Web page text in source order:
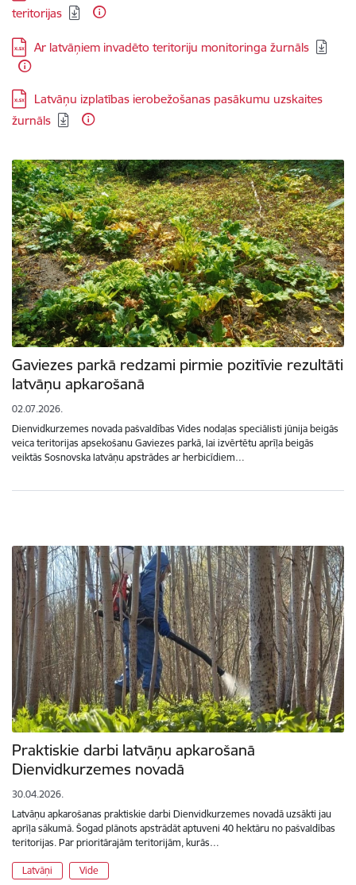
teritorijas
Lejupielādēt:
Ar latvāņiem invadēto teritoriju monitoringa žurnāls
Lejupielādēt:
Latvāņu izplatības ierobežošanas pasākumu uzskaites
žurnāls
Gaviezes parkā redzami pirmie pozitīvie rezultāti
latvāņu apkarošanā
02.07.2026.
Dienvidkurzemes novada pašvaldības Vides nodaļas speciālisti jūnija beigās
veica teritorijas apsekošanu Gaviezes parkā, lai izvērtētu aprīļa beigās
veiktās Sosnovska latvāņu apstrādes ar herbicīdiem…
Praktiskie darbi latvāņu apkarošanā
Dienvidkurzemes novadā
30.04.2026.
Latvāņu apkarošanas praktiskie darbi Dienvidkurzemes novadā uzsākti jau
aprīļa sākumā. Šogad plānots apstrādāt aptuveni 40 hektāru no pašvaldības
teritorijas. Par prioritārajām teritorijām, kurās…
Latvāņi Vide